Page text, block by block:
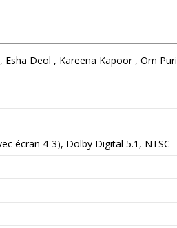
, Esha Deol , Kareena Kapoor , Om Puri
écran 4-3), Dolby Digital 5.1, NTSC